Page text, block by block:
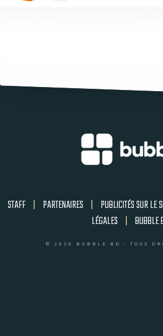
STAFF | PARTENAIRES | PUBLICITÉS SUR LE
LÉGALES | BUBBLE
© 2026 BUBBLE BD - TOUS